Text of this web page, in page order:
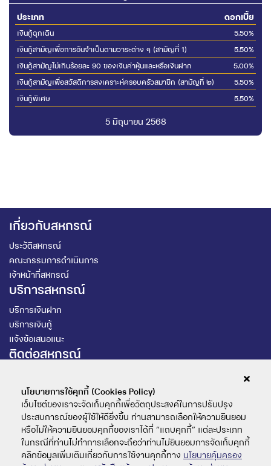
ประเภท ดอกเบี้ย
เงินกู้ฉุกเฉิน
5.50%
เงินกู้สามัญเพื่อการอันจำเป็นตามวาระต่าง ๆ (สามัญที่ 1)
5.50%
เงินกู้สามัญไม่เกินร้อยละ 90 ของเงินค่าหุ้นและหรือเงินฝาก
5.00%
เงินกู้สามัญเพื่อสวัสดิการสงเคราะห์ครอบครัวสมาชิก (สามัญที่ ๒)
5.50%
เงินกู้พิเศษ
5.50%
5 มิถุนายน 2568
เกี่ยวกับสหกรณ์
ประวัติสหกรณ์
คณะกรรมการดำเนินการ
เจ้าหน้าที่สหกรณ์
บริการสหกรณ์
บริการเงินฝาก
บริการเงินกู้
แจ้งข้อเสนอแนะ
ติดต่อสหกรณ์
@159uklpq
02-3108000 ต่อ 4265
นโยบายการใช้คุกกี้ (Cookies Policy)
เว็บไซต์ของเราจะจัดเก็บคุกกี้เพื่อวัตถุประสงค์ในการปรับปรุง
ประสบการณ์ของผู้ใช้ให้ดียิ่งขึ้น ท่านสามารถเลือกให้ความยินยอม
หรือไม่ให้ความยินยอมคุกกี้ของเราได้ที่ “แถบคุกกี้” แต่ละประเภท
ในกรณีที่ท่านไม่ทำการเลือกจะถือว่าท่านไม่ยินยอมการจัดเก็บคุกกี้
คลิกข้อมูลเพิ่มเติมเกี่ยวกับการใช้งานคุกกี้ทาง นโยบายคุ้มครอง